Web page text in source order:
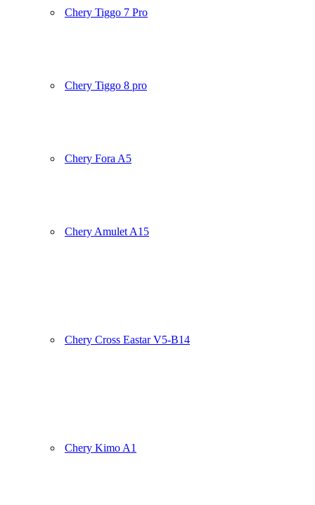
Chery Tiggo 7 Pro
Chery Tiggo 8 pro
Chery Fora A5
Chery Amulet A15
Chery Cross Eastar V5-B14
Chery Kimo A1